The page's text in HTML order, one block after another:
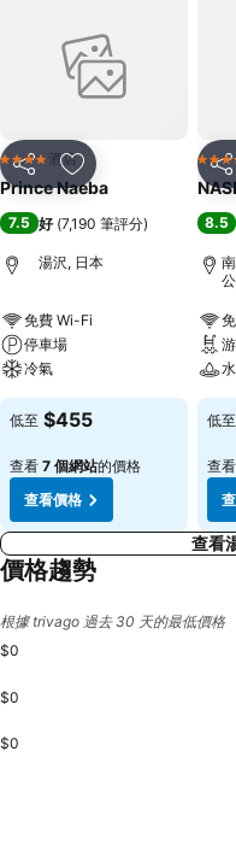
分享 放到收藏夾
4 星級 酒店
Prince Naeba
7.5 好 (7,190 筆評分)
湯沢, 日本
免費 Wi-Fi
停車場
冷氣
低至 $455
查看 7 個網站的價格
查看價格
分享
4 星
8.5
低至
查看
查看
價格趨勢
根據 trivago 過去 30 天的最低價格
$0
$0
$0